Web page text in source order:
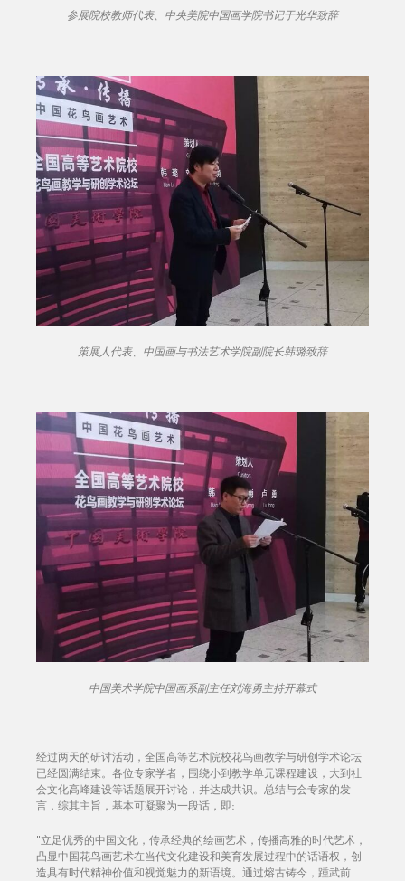
参展院校教师代表、中央美院中国画学院书记于光华致辞
策展人代表、中国画与书法艺术学院副院长韩璐致辞
中国美术学院中国画系副主任刘海勇主持开幕式
经过两天的研讨活动，全国高等艺术院校花鸟画教学与研创学术论坛
已经圆满结束。各位专家学者，围绕小到教学单元课程建设，大到社
会文化高峰建设等话题展开讨论，并达成共识。总结与会专家的发
言，综其主旨，基本可凝聚为一段话，即:
"立足优秀的中国文化，传承经典的绘画艺术，传播高雅的时代艺术，
凸显中国花鸟画艺术在当代文化建设和美育发展过程中的话语权，创
造具有时代精神价值和视觉魅力的新语境。通过熔古铸今，踵武前